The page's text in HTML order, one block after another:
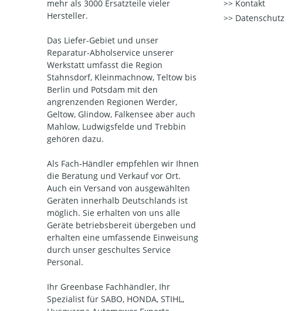
mehr als 3000 Ersatzteile vieler
Hersteller.
Das Liefer-Gebiet und unser
Reparatur-Abholservice unserer
Werkstatt umfasst die Region
Stahnsdorf, Kleinmachnow, Teltow bis
Berlin und Potsdam mit den
angrenzenden Regionen Werder,
Geltow, Glindow, Falkensee aber auch
Mahlow, Ludwigsfelde und Trebbin
gehören dazu.
Als Fach-Händler empfehlen wir Ihnen
die Beratung und Verkauf vor Ort.
Auch ein Versand von ausgewählten
Geräten innerhalb Deutschlands ist
möglich. Sie erhalten von uns alle
Geräte betriebsbereit übergeben und
erhalten eine umfassende Einweisung
durch unser geschultes Service
Personal.
Ihr Greenbase Fachhändler, Ihr
Spezialist für SABO, HONDA, STIHL,
Kontakt
Datenschutz